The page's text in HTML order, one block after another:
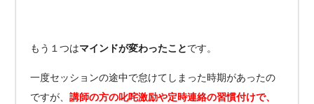
もう１つはマインドが変わったこと です。
一度セッションの途中で怠けてしまった時期があったの
ですが、講師の方の叱咤激励や定時連絡の習慣付けで、